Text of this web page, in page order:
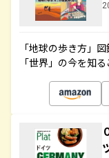
「地球の歩き方」
「世界」の今を知